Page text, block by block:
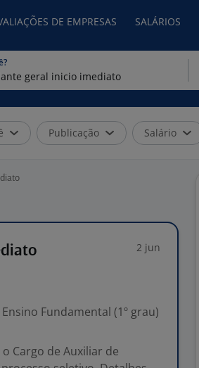
DE EMPRESAS SALÁRIOS
Publicação Salário
2 jun
Ensino Fundamental (1º grau)
Cargo de Auxiliar de